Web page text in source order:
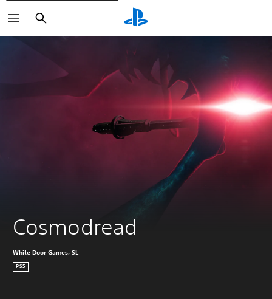
Buscar
Cosmodread
White Door Games, SL
PS5